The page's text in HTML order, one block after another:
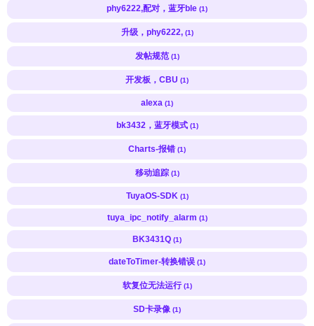
phy6222,配对，蓝牙ble (1)
升级，phy6222, (1)
发帖规范 (1)
开发板，CBU (1)
alexa (1)
bk3432，蓝牙模式 (1)
Charts-报错 (1)
移动追踪 (1)
TuyaOS-SDK (1)
tuya_ipc_notify_alarm (1)
BK3431Q (1)
dateToTimer-转换错误 (1)
软复位无法运行 (1)
SD卡录像 (1)